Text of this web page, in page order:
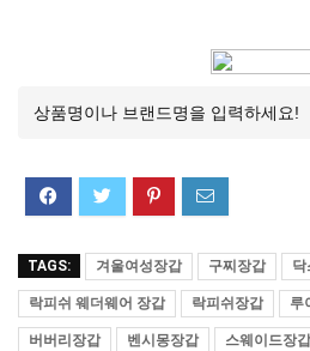
TAGS: 겨울여성장갑 구찌장갑 닥
락피쉬 웨더웨어 장갑 락피쉬장갑 루
버버리장갑 벤시몽장갑 스웨이드장갑